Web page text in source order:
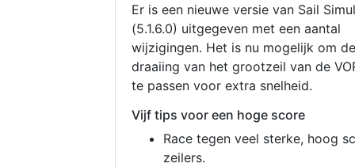
Er is een nieuwe versie van Sail
(5.1.6.0) uitgegeven met een aantal
wijzigingen. Het is nu mogelijk om de
draaiing van het grootzeil van de
te passen voor extra snelheid.
Vijf tips voor een hoge score
Race tegen veel sterke, hoog
zeilers.